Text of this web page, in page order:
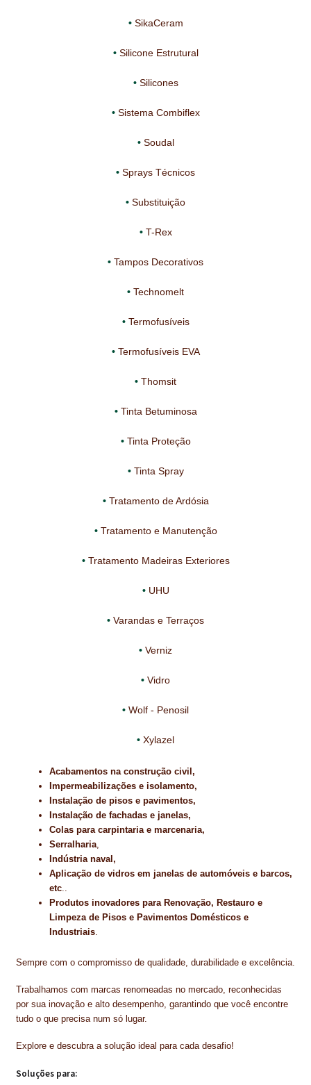
SikaCeram
Silicone Estrutural
Silicones
Sistema Combiflex
Soudal
Sprays Técnicos
Substituição
T-Rex
Tampos Decorativos
Technomelt
Termofusíveis
Termofusíveis EVA
Thomsit
Tinta Betuminosa
Tinta Proteção
Tinta Spray
Tratamento de Ardósia
Tratamento e Manutenção
Tratamento Madeiras Exteriores
UHU
Varandas e Terraços
Verniz
Vidro
Wolf - Penosil
Xylazel
Acabamentos na construção civil,
Impermeabilizações e isolamento,
Instalação de pisos e pavimentos,
Instalação de fachadas e janelas,
Colas para carpintaria e marcenaria,
Serralharia,
Indústria naval,
Aplicação de vidros em janelas de automóveis e barcos,
etc..
Produtos inovadores para Renovação, Restauro e
Limpeza de Pisos e Pavimentos Domésticos e
Industriais.
Sempre com o compromisso de qualidade, durabilidade e excelência.
Trabalhamos com marcas renomeadas no mercado, reconhecidas
por sua inovação e alto desempenho, garantindo que você encontre
tudo o que precisa num só lugar.
Explore e descubra a solução ideal para cada desafio!
Soluções para: